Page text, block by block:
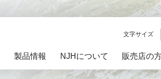
文字サイズ
製品情報 NJHについて 販売店の